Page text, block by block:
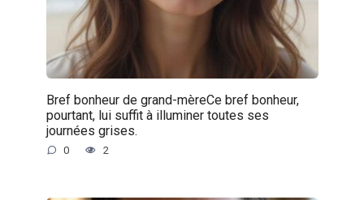
Bref bonheur de grand-mèreCe bref bonheur,
pourtant, lui suffit à illuminer toutes ses
journées grises.
0 2